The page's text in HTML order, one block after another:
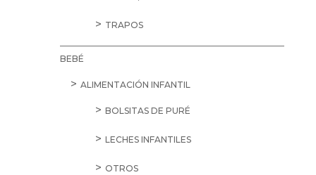
TRAPOS
BEBÉ
ALIMENTACIÓN INFANTIL
BOLSITAS DE PURÉ
LECHES INFANTILES
OTROS